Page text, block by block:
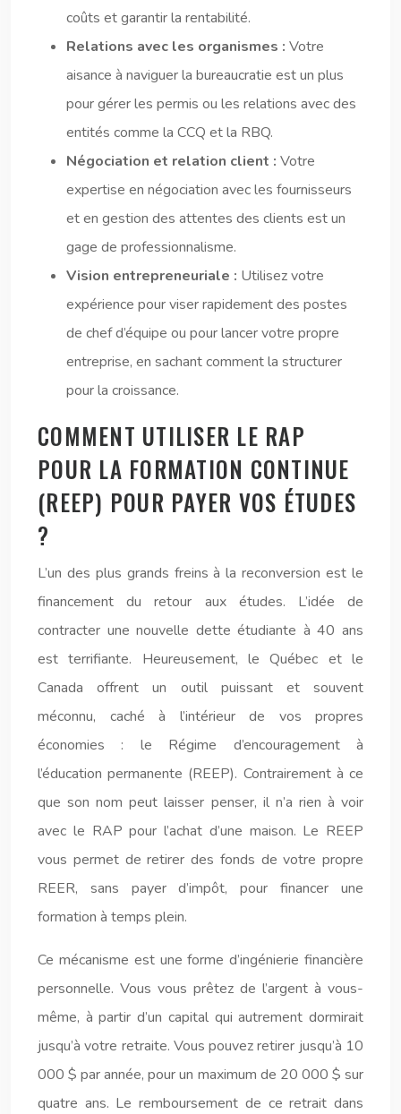
coûts et garantir la rentabilité.
Relations avec les organismes : Votre
aisance à naviguer la bureaucratie est un plus
pour gérer les permis ou les relations avec des
entités comme la CCQ et la RBQ.
Négociation et relation client : Votre
expertise en négociation avec les fournisseurs
et en gestion des attentes des clients est un
gage de professionnalisme.
Vision entrepreneuriale : Utilisez votre
expérience pour viser rapidement des postes
de chef d’équipe ou pour lancer votre propre
entreprise, en sachant comment la structurer
pour la croissance.
COMMENT UTILISER LE RAP
POUR LA FORMATION CONTINUE
(REEP) POUR PAYER VOS ÉTUDES
?
L’un des plus grands freins à la reconversion est le
financement du retour aux études. L’idée de
contracter une nouvelle dette étudiante à 40 ans
est terrifiante. Heureusement, le Québec et le
Canada offrent un outil puissant et souvent
méconnu, caché à l’intérieur de vos propres
économies : le Régime d’encouragement à
l’éducation permanente (REEP). Contrairement à ce
que son nom peut laisser penser, il n’a rien à voir
avec le RAP pour l’achat d’une maison. Le REEP
vous permet de retirer des fonds de votre propre
REER, sans payer d’impôt, pour financer une
formation à temps plein.
Ce mécanisme est une forme d’ingénierie financière
personnelle. Vous vous prêtez de l’argent à vous-
même, à partir d’un capital qui autrement dormirait
jusqu’à votre retraite. Vous pouvez retirer jusqu’à 10
000 $ par année, pour un maximum de 20 000 $ sur
quatre ans. Le remboursement de ce retrait dans